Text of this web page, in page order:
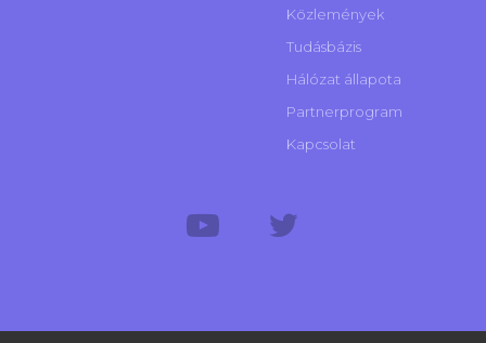
Közlemények
Tudásbázis
Hálózat állapota
Partnerprogram
Kapcsolat